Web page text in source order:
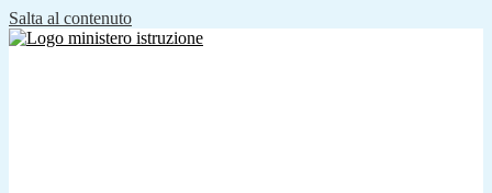
Salta al contenuto